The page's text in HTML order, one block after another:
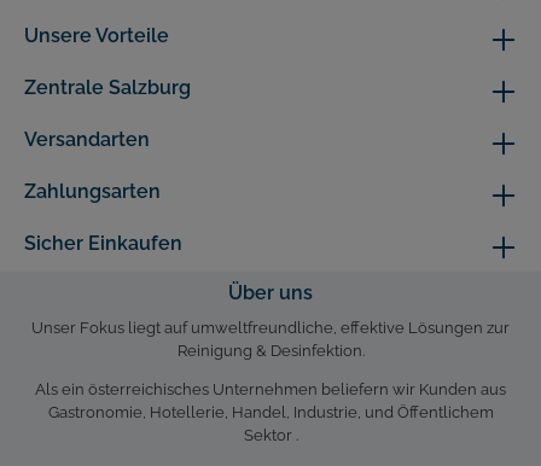
Unsere Vorteile
Versandarten
Zahlungsarten
Zentrale Salzburg
Sicher Einkaufen
Über uns
Unser Fokus liegt auf umweltfreundliche, effektive Lösungen zur
Reinigung & Desinfektion.
Als ein österreichisches Unternehmen beliefern wir Kunden aus
Gastronomie, Hotellerie, Handel, Industrie, und Öffentlichem
Sektor .